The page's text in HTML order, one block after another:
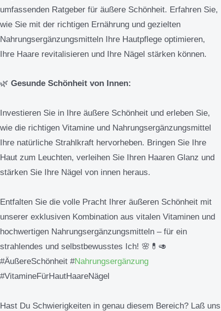
umfassenden Ratgeber für äußere Schönheit. Erfahren Sie,
wie Sie mit der richtigen Ernährung und gezielten
Nahrungsergänzungsmitteln Ihre Hautpflege optimieren,
Ihre Haare revitalisieren und Ihre Nägel stärken können.
🌿 Gesunde Schönheit von Innen:
Investieren Sie in Ihre äußere Schönheit und erleben Sie,
wie die richtigen Vitamine und Nahrungsergänzungsmittel
Ihre natürliche Strahlkraft hervorheben. Bringen Sie Ihre
Haut zum Leuchten, verleihen Sie Ihren Haaren Glanz und
stärken Sie Ihre Nägel von innen heraus.
Entfalten Sie die volle Pracht Ihrer äußeren Schönheit mit
unserer exklusiven Kombination aus vitalen Vitaminen und
hochwertigen Nahrungsergänzungsmitteln – für ein
strahlendes und selbstbewusstes Ich! 🌸💊🥑
#ÄußereSchönheit #Nahrungsergänzung
#VitamineFürHautHaareNägel
Hast Du Schwierigkeiten in genau diesem Bereich? Laß uns